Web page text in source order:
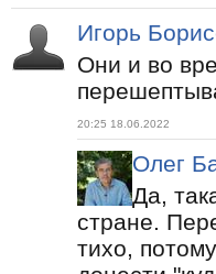
Игорь
Они и во
20:25 18.06.2022
Олег
Да,
стране.
тихо,